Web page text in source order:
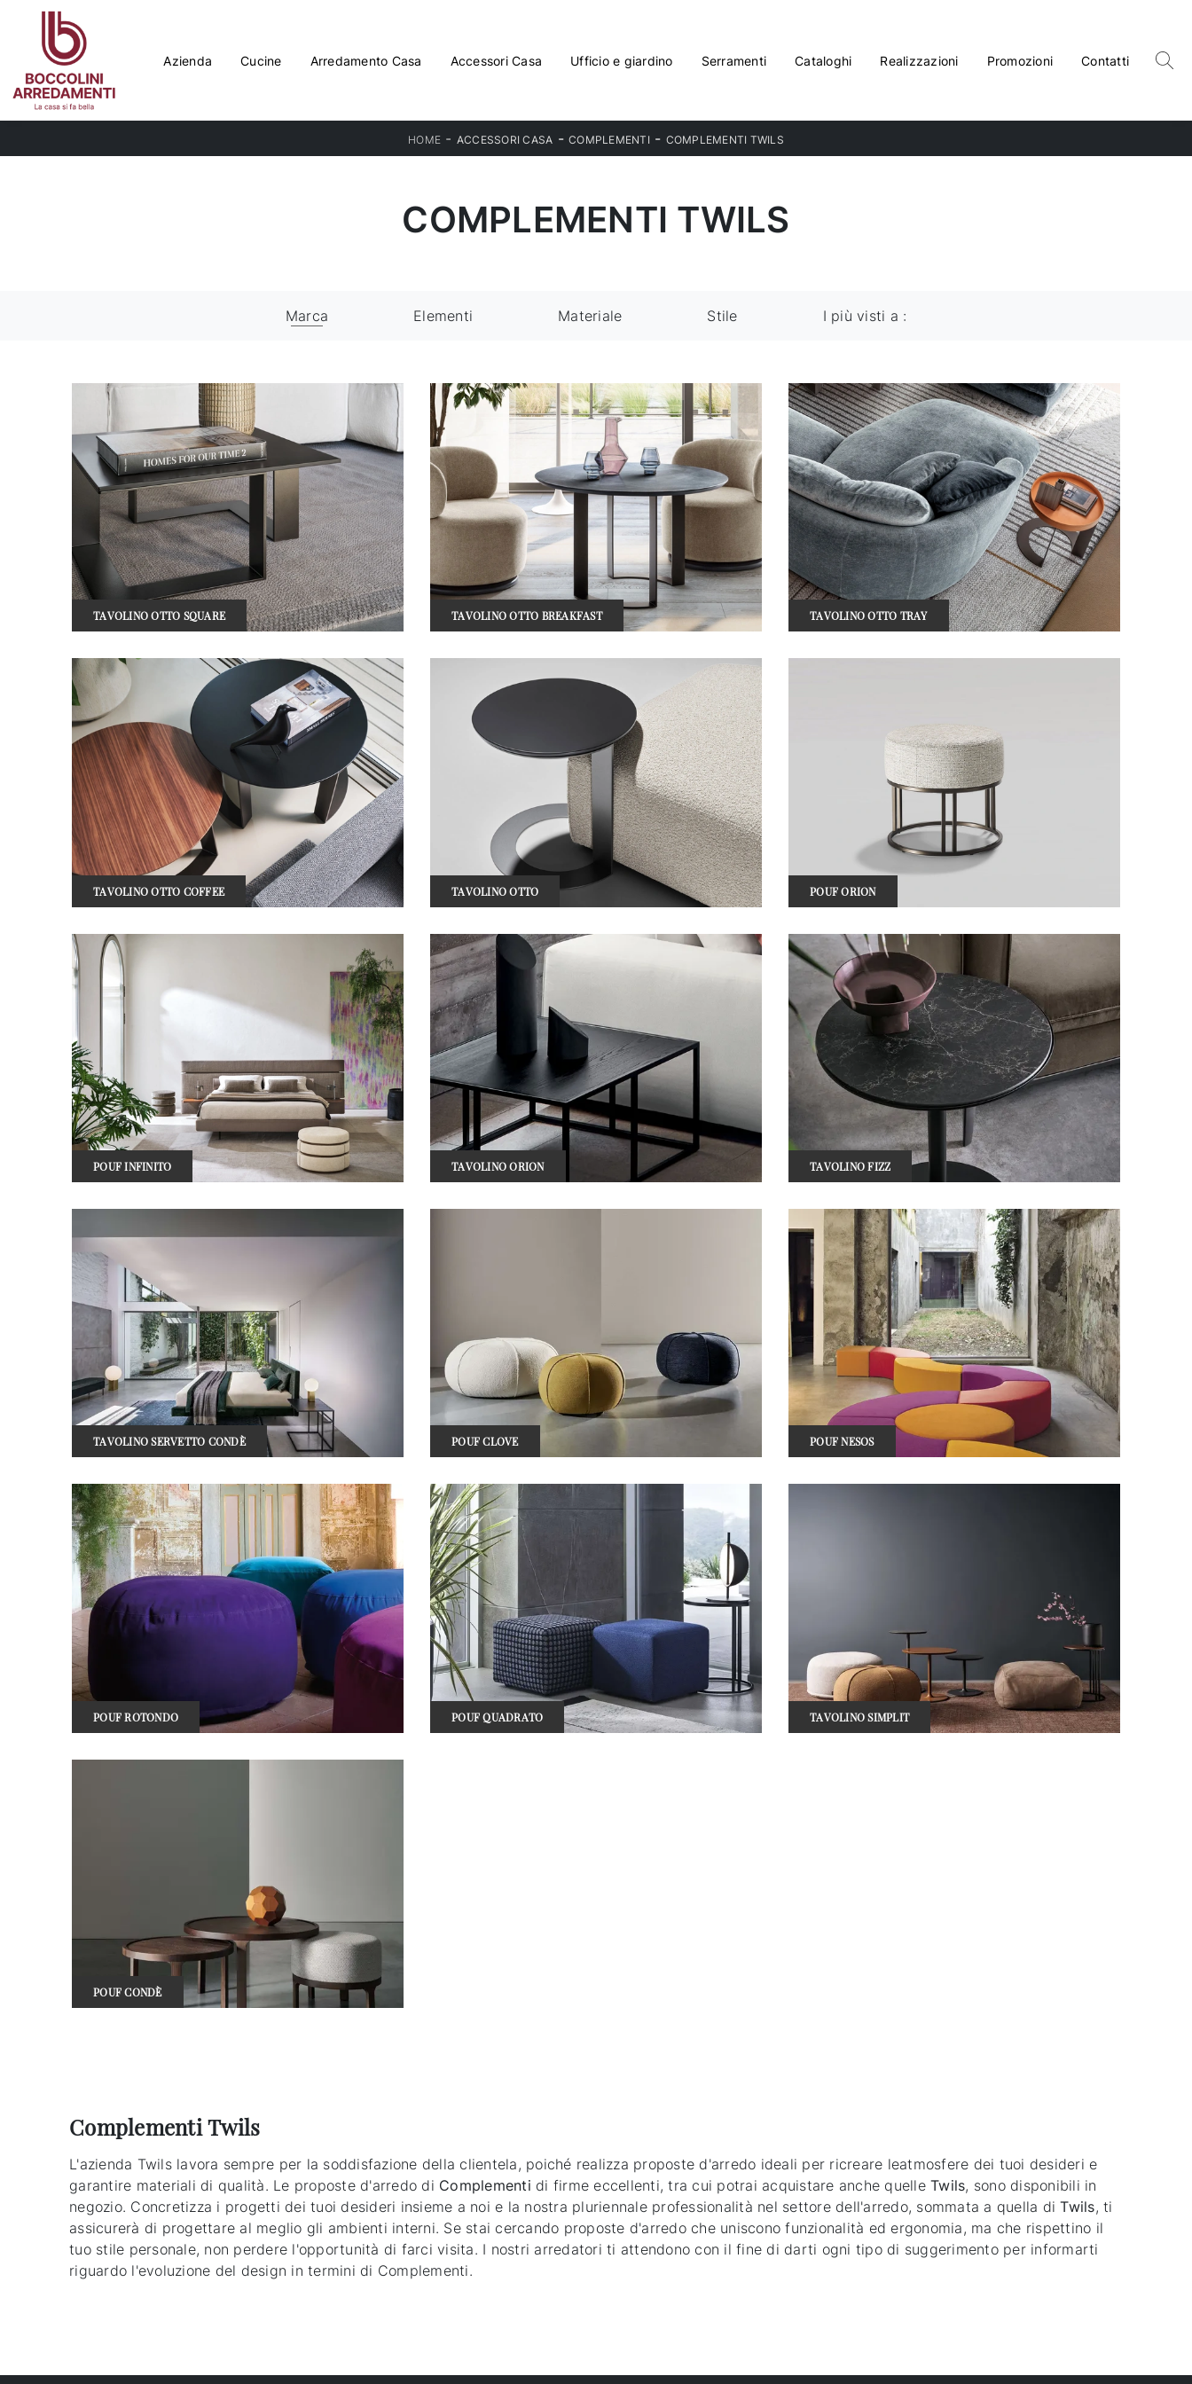
Azienda Cucine Arredamento Casa Accessori Casa Ufficio e giardino Serramenti Cataloghi Realizzazioni Promozioni Contatti
HOME - ACCESSORI CASA -COMPLEMENTI - COMPLEMENTI TWILS
COMPLEMENTI TWILS
Marca Elementi Materiale Stile I più visti a :
TAVOLINO OTTO SQUARE TAVOLINO OTTO BREAKFAST TAVOLINO OTTO TRAY
TAVOLINO OTTO COFFEE TAVOLINO OTTO POUF ORION
POUF INFINITO TAVOLINO ORION TAVOLINO FIZZ
TAVOLINO SERVETTO CONDÈ POUF CLOVE POUF NESOS
POUF ROTONDO POUF QUADRATO TAVOLINO SIMPLIT
POUF CONDÈ
Complementi Twils
L'azienda Twils lavora sempre per la soddisfazione della clientela, poiché realizza proposte d'arredo ideali per ricreare leatmosfere dei tuoi desideri e
garantire materiali di qualità. Le proposte d'arredo di Complementi di firme eccellenti, tra cui potrai acquistare anche quelle Twils, sono disponibili in
negozio. Concretizza i progetti dei tuoi desideri insieme a noi e la nostra pluriennale professionalità nel settore dell'arredo, sommata a quella diTwils, ti
assicurerà di progettare al meglio gli ambienti interni. Se stai cercando proposte d'arredo che uniscono funzionalità ed ergonomia, ma che rispettino il
tuo stile personale, non perdere l'opportunità di farci visita. I nostri arredatori ti attendono con il fine di darti ogni tipo di suggerimento per informarti
riguardo l'evoluzione del design in termini di Complementi.